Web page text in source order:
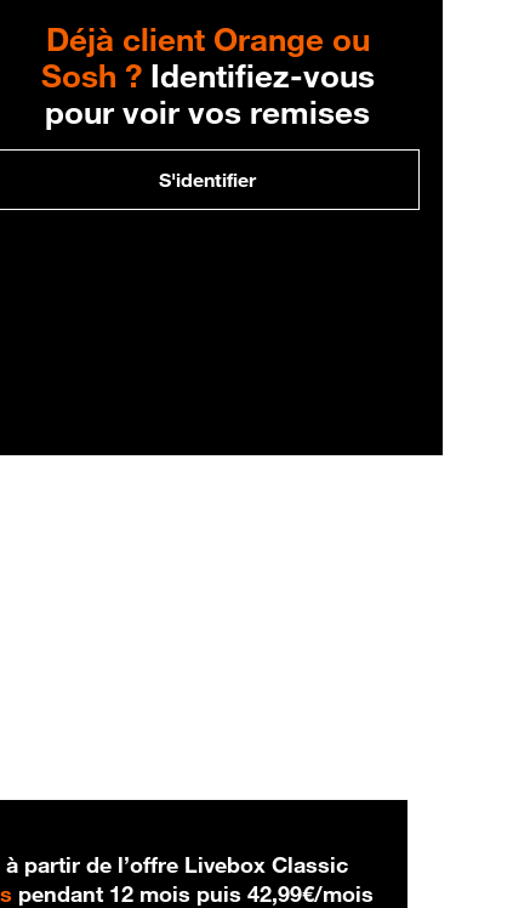
Déjà client Orange ou
Sosh ?Identifiez-vous
pour voir vos remises
S'identifier
partir de l’offre Livebox Classic
29,99 € par mois
pendant 12 mois puis 42,99€/mois